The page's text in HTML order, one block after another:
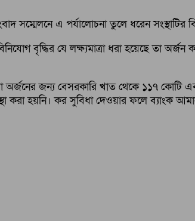
এ পর্যালোচনা তুলে ধরেন সংস্থাটির
বিনিযোগ বৃদ্ধির যে লক্ষ্যমাত্রা ধরা হয়েছে তা
অর্জনের জন্য বেসরকারি খাত থেকে ১১৭
করা হয়নি। কর সুবিধা দেওয়ার ফলে ব্যাংক